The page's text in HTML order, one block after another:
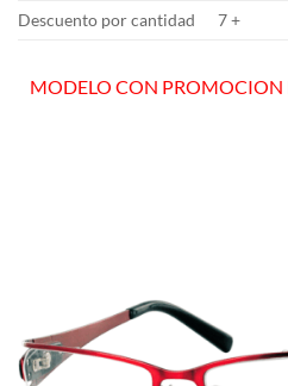
Descuento por cantidad
7 +
MODELO CON